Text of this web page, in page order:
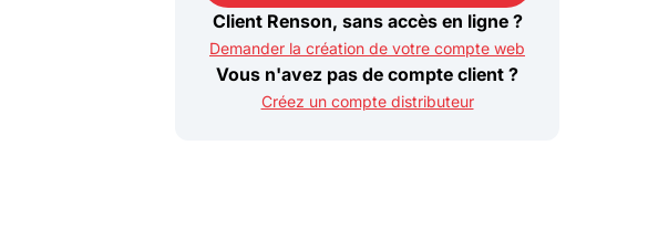
Client Renson, sans accès en ligne ?
Demander la création de votre compte web
Vous n'avez pas de compte client ?
Créez un compte distributeur